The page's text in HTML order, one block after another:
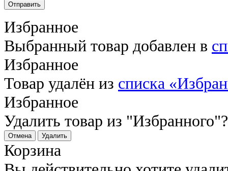
Отправить
Избранное
Выбранный товар добавлен в
Избранное
Товар удалён из списка
Избранное
Удалить товар из "Избранного"?
Отмена Удалить
Корзина